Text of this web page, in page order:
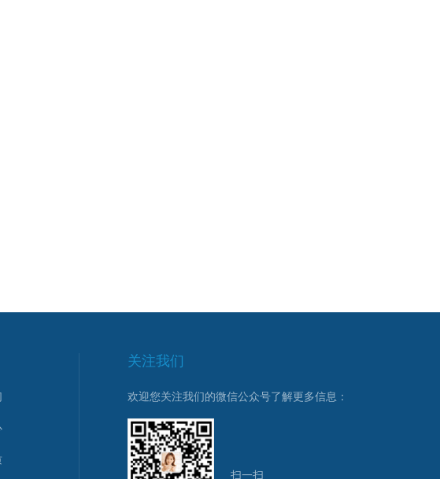
关注我们
欢迎您关注我们的微信公众号了解更多信息：
扫一扫